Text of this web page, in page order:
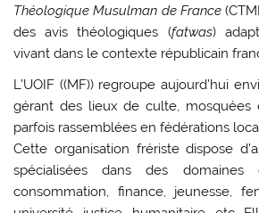
Théologique Musulman de France
des avis théologiques (fatwas)
vivant dans le contexte républicain
L’UOIF ((MF)) regroupe aujourd’hui
gérant des lieux de culte, mosquées
parfois rassemblées en fédérations
Cette organisation frériste dispose
spécialisées dans des domaines
consommation, finance, jeunesse,